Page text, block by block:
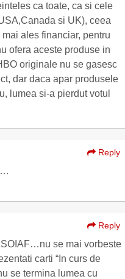
ca toate, ca si cele
si UK), ceea
ales financiar, pentru
ofera aceste produse in
originale nu se gasesc
dar daca apar produsele
lumea si-a pierdut votul
Reply
Reply
se mai vorbeste
carti “In curs de
se termina lumea cu